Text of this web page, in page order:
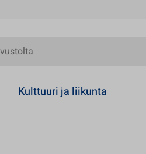
Kulttuuri ja liikunta